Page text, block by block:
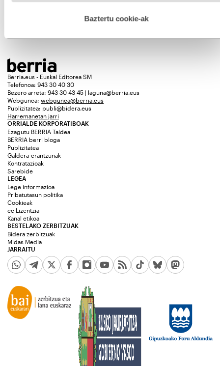
esplizitua ematen diguzu.Gehiago irakurri
Baztertu cookie-ak
Gehiago ikusi
Berria.eus - Euskal Editorea SM
Telefonoa: 943 30 40 30
Bezero arreta: 943 30 43 45 | laguna@berria.eus
Webgunea: webgunea@berria.eus
Publizitatea: publi@bidera.eus
Harremanetan jarri
ORRIALDE KORPORATIBOAK
Ezagutu BERRIA Taldea
BERRIA berri bloga
Publizitatea
Galdera-erantzunak
Kontratazioak
Sarebide
JARRAITU
LEGEA
Lege informazioa
Pribatutasun politika
Cookieak
cc Lizentzia
Kanal etikoa
BESTELAKO ZERBITZUAK
Bidera zerbitzuak
Midas Media